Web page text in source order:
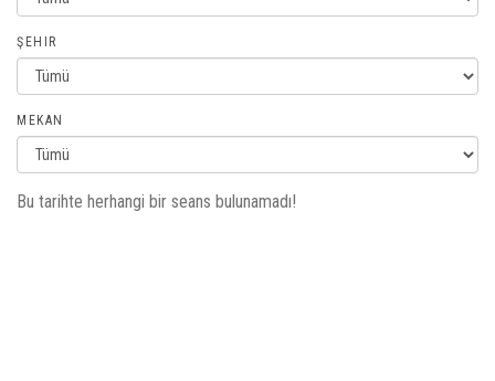
ŞEHIR
MEKAN
Bu tarihte herhangi bir seans bulunamadı!